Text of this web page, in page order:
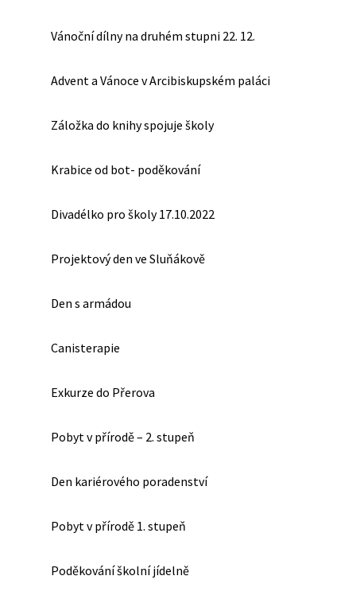
Vánoční dílny na druhém stupni 22. 12.
Advent a Vánoce v Arcibiskupském paláci
Záložka do knihy spojuje školy
Krabice od bot- poděkování
Divadélko pro školy 17.10.2022
Projektový den ve Sluňákově
Den s armádou
Canisterapie
Exkurze do Přerova
Pobyt v přírodě – 2. stupeň
Den kariérového poradenství
Pobyt v přírodě 1. stupeň
Poděkování školní jídelně